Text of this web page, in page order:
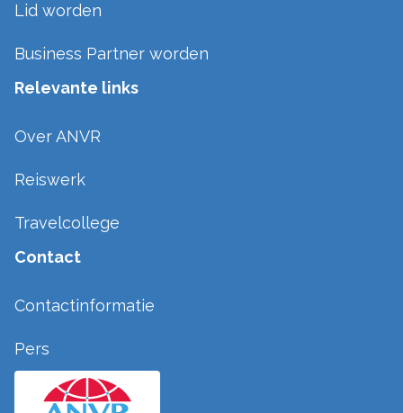
Lid worden
Business Partner worden
Relevante links
Over ANVR
Reiswerk
Travelcollege
Contact
Contactinformatie
Pers